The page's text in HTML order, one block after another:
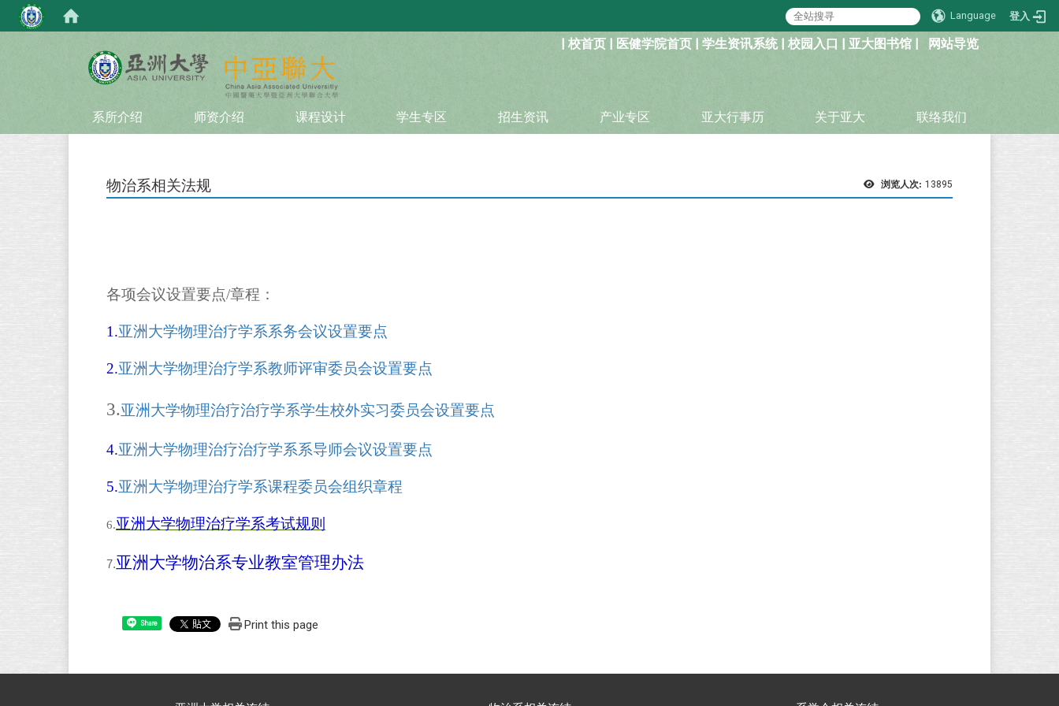
Language 登入
| 校首页 | 医健学院首页 | 学生资讯系统| 校园入口 | 亚大图书馆 | 网站导览
系所介绍 师资介绍 课程设计 学生专区 招生资讯 产业专区 亚大行事历 关于亚大 联络我们
浏览人次: 13895
物治系相关法规
各项会议设置要点/章程：
1.亚洲大学物理治疗学系系务会议设置要点
2.亚洲大学物理治疗学系教师评审委员会设置要点
3.亚洲大学物理治疗治疗学系学生校外实习委员会设置要点
4.亚洲大学物理治疗治疗学系系导师会议设置要点
5.亚洲大学物理治疗学系课程委员会组织章程
6.亚洲大学物理治疗学系考试规则
7.亚洲大学物治系专业教室管理办法
Share Print this page